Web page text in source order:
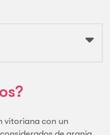
vitoriana con un